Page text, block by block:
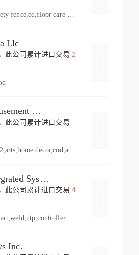
Llc
此公司累计进口交易 2
Knoebels Amusement Resort
此公司累计进口交易
vehicle,pl 2,arts,home decor,cod,amusement ride,sea
Duetto Intergrgrated Systems Inc.
此公司累计进口交易 4
Inc.